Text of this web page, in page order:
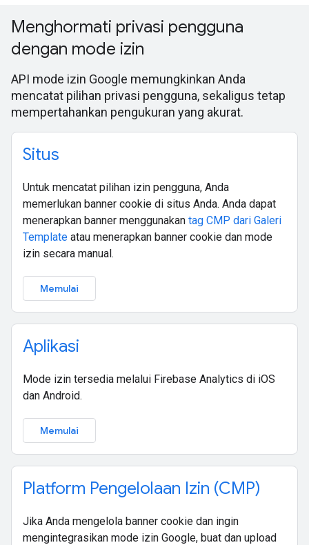
Menghormati privasi pengguna
dengan mode izin
API mode izin Google memungkinkan Anda
mencatat pilihan privasi pengguna, sekaligus tetap
mempertahankan pengukuran yang akurat.
Situs
Untuk mencatat pilihan izin pengguna, Anda
memerlukan banner cookie di situs Anda. Anda dapat
menerapkan banner menggunakan tag CMP dari Galeri
Template atau menerapkan banner cookie dan mode
izin secara manual.
Memulai
Aplikasi
Mode izin tersedia melalui Firebase Analytics di iOS
dan Android.
Memulai
Platform Pengelolaan Izin (CMP)
Jika Anda mengelola banner cookie dan ingin
mengintegrasikan mode izin Google, buat dan upload